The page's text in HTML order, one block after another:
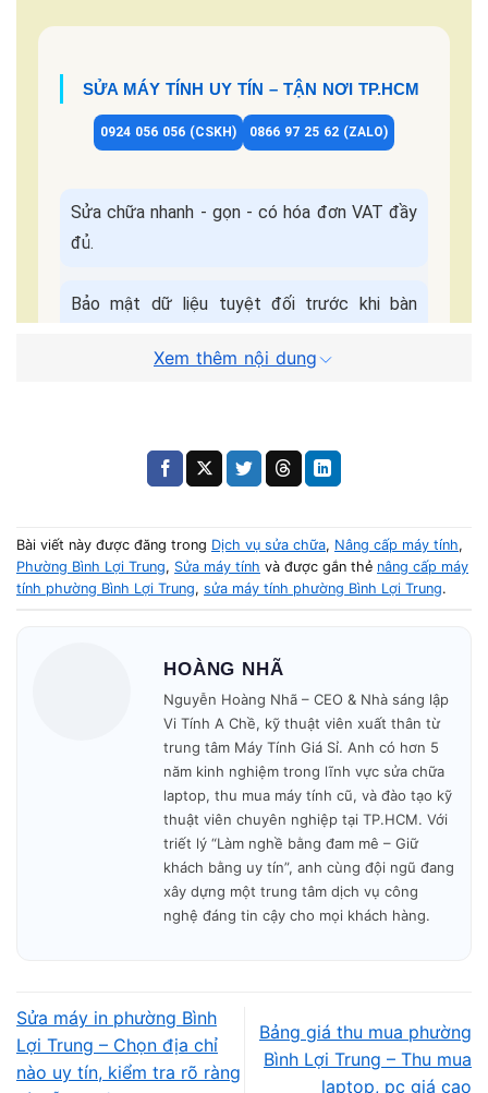
SỬA MÁY TÍNH UY TÍN – TẬN NƠI TP.HCM
0924 056 056 (CSKH) 0866 97 25 62 (ZALO)
Sửa chữa nhanh - gọn - có hóa đơn VAT đầy
đủ.
Bảo mật dữ liệu tuyệt đối trước khi bàn
Cam kết dịchBáo giá minh bạch - Không
Quy Trình Sửa Máy Tận Nơi
🚗 Có mặt tại nhà khách trong 30–45 phút .
🔧 Kiểm tra – báo giá – sửa nhanh trong ngày.
🎁 Bảo hành minh bạch – không phát sinh phí.
Mở cửa: 09h00 – 19h30mỗi ngày.
Xem thêm nội dung
Bài viết này được đăng trong Dịch vụ sửa chữa, Nâng cấp máy tính,
Phường Bình Lợi Trung, Sửa máy tính và được gắn thẻ nâng cấp máy
tính phường Bình Lợi Trung, sửa máy tính phường Bình Lợi Trung.
HOÀNG NHÃ
Nguyễn Hoàng Nhã – CEO & Nhà sáng lập
Vi Tính A Chề, kỹ thuật viên xuất thân từ
trung tâm Máy Tính Giá Sỉ. Anh có hơn 5
năm kinh nghiệm trong lĩnh vực sửa chữa
laptop, thu mua máy tính cũ, và đào tạo kỹ
thuật viên chuyên nghiệp tại TP.HCM. Với
triết lý “Làm nghề bằng đam mê – Giữ
khách bằng uy tín”, anh cùng đội ngũ đang
xây dựng một trung tâm dịch vụ công
nghệ đáng tin cậy cho mọi khách hàng.
Sửa máy in phường Bình
Lợi Trung – Chọn địa chỉ
nào uy tín, kiểm tra rõ ràng
Bảng giá thu mua phường
Bình Lợi Trung – Thu mua
laptop, pc giá cao